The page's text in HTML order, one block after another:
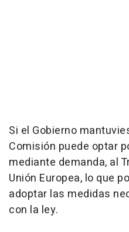
Si el Gobierno
Comisión puede optar
mediante demanda, al
Unión Europea, lo que
adoptar las medidas
con la ley.